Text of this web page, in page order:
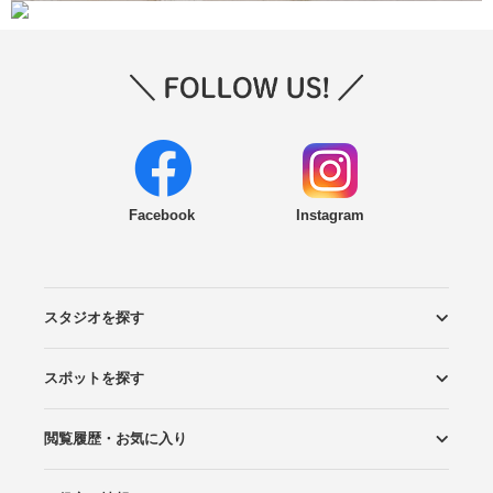
Facebook Instagram
スタジオを探す
エリアから探す
こだわりから探す
NEW PHOTO STYLE
プランから探す
フォトタイプ診断
フォトグラファーから探す
国内リゾートから探す
スポットを探す
ロケーションから探す
スタジオから探す
閲覧履歴・お気に入り